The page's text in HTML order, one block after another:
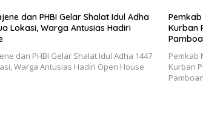
dan PHBI Gelar Shalat Idul Adha
Lokasi, Warga Antusias Hadiri
dan PHBI Gelar Shalat Idul Adha 1447
Warga Antusias Hadiri Open House
Kurban
Pemkab
Kurban